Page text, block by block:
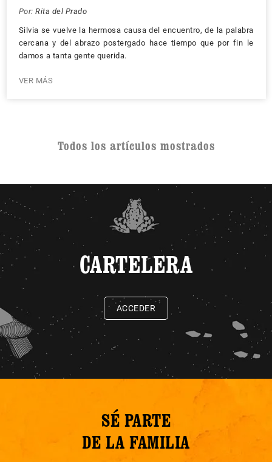
Por: Rita del Prado
Silvia se vuelve la hermosa causa del encuentro, de la palabra
cercana y del abrazo postergado hace tiempo que por fin le
damos a tanta gente querida.
VER MÁS
Todos los artículos mostrados
CARTELERA
ACCEDER
SÉ PARTE
DE LA FAMILIA